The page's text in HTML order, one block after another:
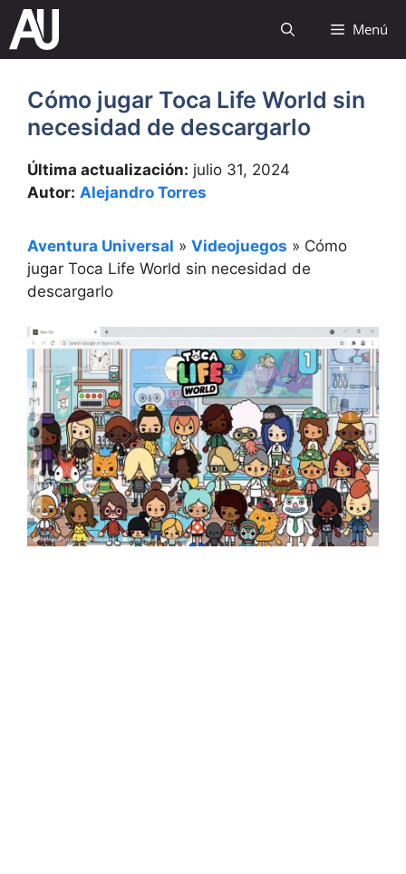
Saltar
contenido
Menú
Cómo jugar Toca Life World sin
necesidad de descargarlo
Última actualización: julio 31, 2024
Autor: Alejandro Torres
Aventura Universal » Videojuegos » Cómo
jugar Toca Life World sin necesidad de
descargarlo